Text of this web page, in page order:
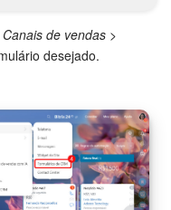
de vendas >
desejado.